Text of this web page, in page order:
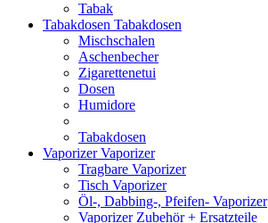
Tabak
Tabakdosen Tabakdosen
Mischschalen
Aschenbecher
Zigarettenetui
Dosen
Humidore
Tabakdosen
VaporizerVaporizer
Tragbare Vaporizer
Tisch Vaporizer
Öl-, Dabbing-, Pfeifen- Vaporizer
Vaporizer Zubehör + Ersatzteile